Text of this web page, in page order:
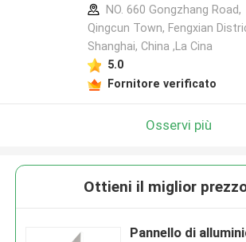
NO. 660 Gongzhang Road,
Qingcun Town, Fengxian
Shanghai, China ,La Cina
5.0
Fornitore verificato
Osservi più
Ottieni il miglior
Pannello di